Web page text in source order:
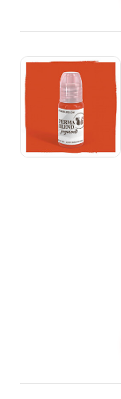
Цена
Количество